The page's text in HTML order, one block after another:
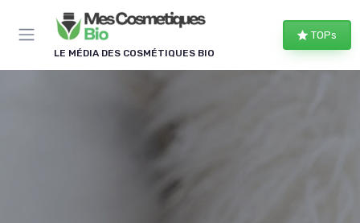
LE MÉDIA DES COSMÉTIQUES BIO
TOPs
Panneau de gestion des cookies